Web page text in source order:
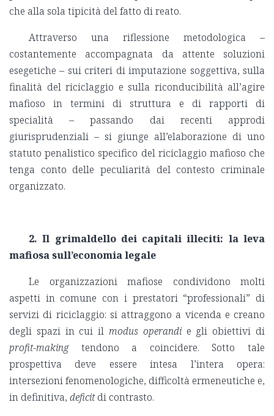
che alla sola tipicità del fatto di reato.
Attraverso una riflessione metodologica –
costantemente accompagnata da attente soluzioni
esegetiche – sui criteri di imputazione soggettiva, sulla
finalità del riciclaggio e sulla riconducibilità all’agire
mafioso in termini di struttura e di rapporti di
specialità – passando dai recenti approdi
giurisprudenziali – si giunge all’elaborazione di uno
statuto penalistico specifico del riciclaggio mafioso che
tenga conto delle peculiarità del contesto criminale
organizzato.
2. Il grimaldello dei capitali illeciti: la leva
mafiosa sull’economia legale
Le organizzazioni mafiose condividono molti
aspetti in comune con i prestatori “professionali” di
servizi di riciclaggio: si attraggono a vicenda e creano
degli spazi in cui il modus operandi e gli obiettivi di
profit-making tendono a coincidere. Sotto tale
prospettiva deve essere intesa l’intera opera:
intersezioni fenomenologiche, difficoltà ermeneutiche e,
in definitiva, deficitdi contrasto.